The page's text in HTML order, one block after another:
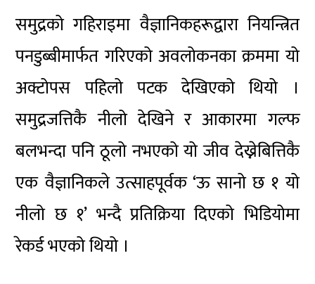
समुद्रको गहिराइमा वैज्ञानिकहरूद्वारा नियन्त्रित
पनडुब्बीमार्फत गरिएको अवलोकनका क्रममा यो
अक्टोपस पहिलो पटक देखिएको थियो ।
समुद्रजत्तिकै नीलो देखिने र आकारमा गल्फ
बलभन्दा पनि ठूलो नभएको यो जीव देख्नेबित्तिकै
एक वैज्ञानिकले उत्साहपूर्वक ‘ऊ सानो छ १ यो
नीलो छ १’ भन्दै प्रतिक्रिया दिएको भिडियोमा
रेकर्ड भएको थियो ।